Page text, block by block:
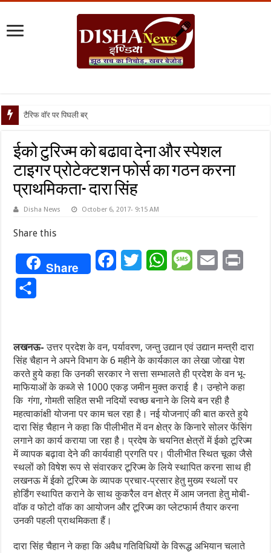
टैरिफ वॉर पर पिघली बर्फ, ट्रंप और मोदी
ईको टुरिज्म को बढावा देना और स्पेशल
टाइगर प्रोटेक्टशन फोर्स का गठन करना
प्राथमिकता- दारा सिंह
Disha News October 6, 2017- 9:15 AM
Share this
Share FacebookTwitterWhatsAppMessageEmail
लखनऊ- उत्तर प्रदेश के वन, पर्यावरण, जन्तु उद्यान एवं उद्यान मन्त्री दारा
सिंह चैहान ने अपने विभाग के 6 महीने के कार्यकाल का लेखा जोखा पेश
करते हुये कहा कि उनकी सरकार ने सत्ता सम्भालते ही प्रदेश के वन भू-
माफियाओं के कब्जे से 1000 एकड़ जमीन मुक्त कराई है। उन्होने कहा
कि गंगा, गोमती सहित सभी नदियों स्वच्छ बनाने के लिये बन रही है
महत्वाकांक्षी योजना पर काम चल रहा है। नई योजनाएं की बात करते हुये
दारा सिंह चैहान ने कहा कि पीलीभीत में वन क्षेत्र के किनारे सोलर फेंसिंग
लगाने का कार्य कराया जा रहा है। प्रदेष के चयनित क्षेत्रों में ईको टूरिज्म
में व्यापक बढ़ावा देने की कार्यवाही प्रगति पर। पीलीभीत स्थित चूका जैसे
स्थलों को विषेश रूप से संवारकर टूरिज्म के लिये स्थापित करना साथ ही
लखनऊ में ईको टूरिज्म के व्यापक प्रचार-प्रसार हेतु मुख्य स्थलों पर
होर्डिंग स्थापित कराने के साथ कुकरैल वन क्षेत्र में आम जनता हेतु मोबी-
वाॅक व फोटो वाॅक का आयोजन और टूरिज्म का प्लेटफार्म तैयार करना
उनकी पहली प्राथमिकता हैं।
दारा सिंह चैहान ने कहा कि अवैध गतिविधियों के विरूद्ध अभियान चलाते